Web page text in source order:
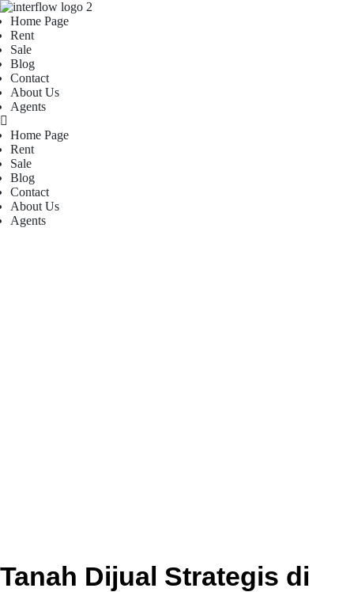
Home Page
Rent
Sale
Blog
Contact
About Us
Agents
Home Page
Rent
Sale
Blog
Contact
About Us
Agents
Tanah Dijual Strategis di